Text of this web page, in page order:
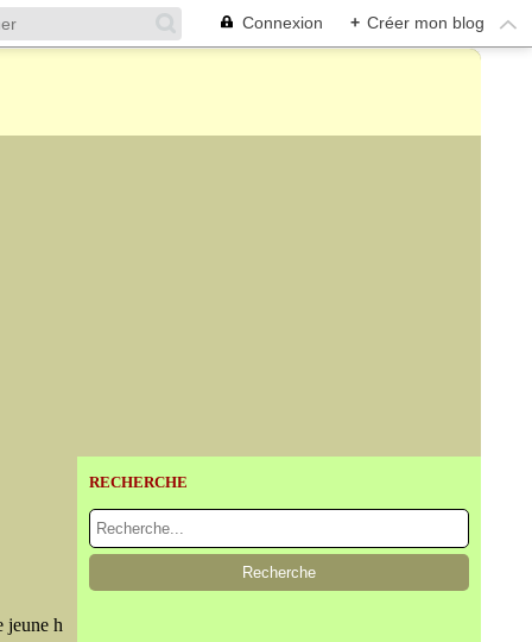
Connexion + Créer mon blog
jeune h
RECHERCHE